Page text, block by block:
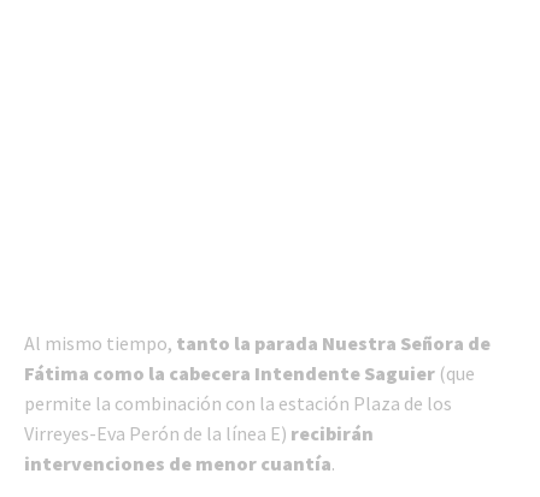
Al mismo tiempo, tanto la parada Nuestra Señora de
Fátima como la cabecera Intendente Saguier (que
permite la combinación con la estación Plaza de los
Virreyes-Eva Perón de la línea E) recibirán
intervenciones de menor cuantía.